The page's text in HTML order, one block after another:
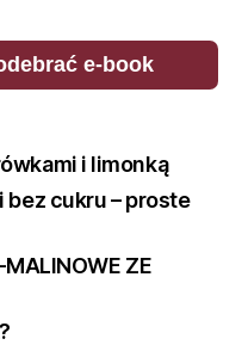
e-book
i limonką
cukru – proste
MALINOWE ZE